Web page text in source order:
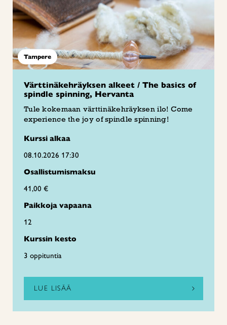
Tampere
Värttinäkehräyksen alkeet / The basics of
spindle spinning, Hervanta
Tule kokemaan värttinäkehräyksen ilo! Come
experience the joy of spindle spinning!
Kurssi alkaa
08.10.2026 17:30
Osallistumismaksu
41,00 €
Paikkoja vapaana
12
Kurssin kesto
3 oppituntia
LUE LISÄÄ